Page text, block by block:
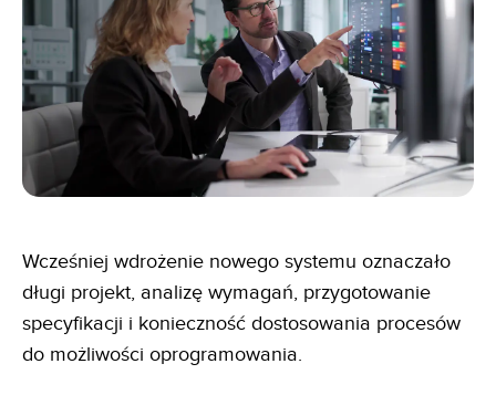
Wcześniej wdrożenie nowego systemu oznaczało
długi projekt, analizę wymagań, przygotowanie
specyfikacji i konieczność dostosowania procesów
do możliwości oprogramowania.